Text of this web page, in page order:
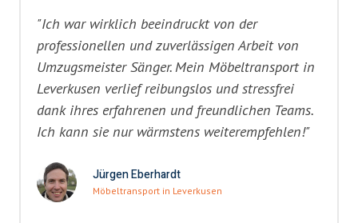
"Ich war wirklich beeindruckt von der
professionellen und zuverlässigen Arbeit von
Umzugsmeister Sänger. Mein Möbeltransport in
Leverkusen verlief reibungslos und stressfrei
dank ihres erfahrenen und freundlichen Teams.
Ich kann sie nur wärmstens weiterempfehlen!"
Jürgen Eberhardt
Möbeltransport in Leverkusen